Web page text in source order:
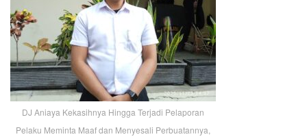
DJ Aniaya Kekasihnya Hingga Terjadi Pelaporan
Pelaku Meminta Maaf dan Menyesali Perbuatannya,